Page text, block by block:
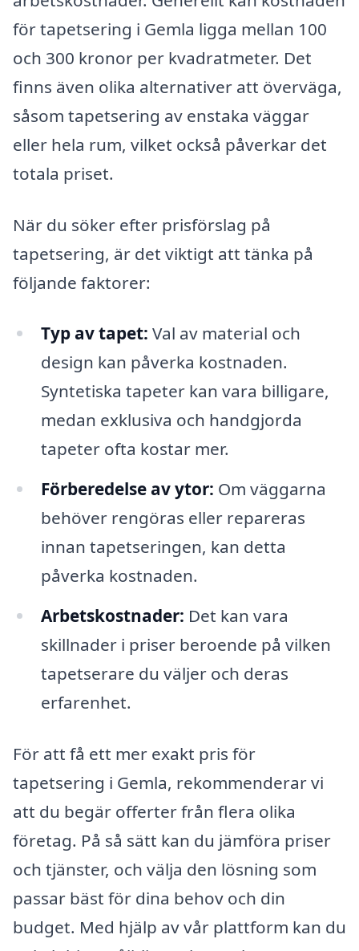
för tapetsering i Gemla ligga mellan 100
och 300 kronor per kvadratmeter. Det
finns även olika alternativer att överväga,
såsom tapetsering av enstaka väggar
eller hela rum, vilket också påverkar det
totala priset.
När du söker efter prisförslag på
tapetsering, är det viktigt att tänka på
följande faktorer:
Typ av tapet: Val av material och
design kan påverka kostnaden.
Syntetiska tapeter kan vara billigare,
medan exklusiva och handgjorda
tapeter ofta kostar mer.
Förberedelse av ytor: Om väggarna
behöver rengöras eller repareras
innan tapetseringen, kan detta
påverka kostnaden.
Arbetskostnader: Det kan vara
skillnader i priser beroende på vilken
tapetserare du väljer och deras
erfarenhet.
För att få ett mer exakt pris för
tapetsering i Gemla, rekommenderar vi
att du begär offerter från flera olika
företag. På så sätt kan du jämföra priser
och tjänster, och välja den lösning som
passar bäst för dina behov och din
budget. Med hjälp av vår plattform kan du